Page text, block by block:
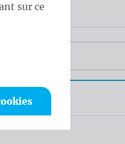
sur ce